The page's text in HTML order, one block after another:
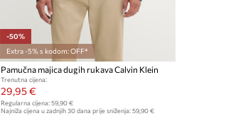
-50%
Extra -5% s kodom: OFF*
Pamučna majica dugih rukava Calvin Klein
Trenutna cijena:
29,95 €
Regularna cijena: 59,90 €
Najniža cijena u zadnjih 30 dana prije sniženja: 59,90 €